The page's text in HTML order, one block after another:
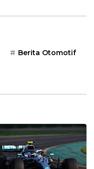
Berita Otomotif